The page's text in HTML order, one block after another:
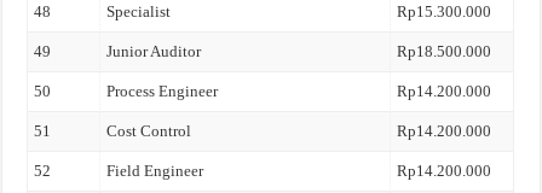
48 Specialist Rp15.300.000
49 Junior Auditor Rp18.500.000
50 Process Engineer Rp14.200.000
51 Cost Control Rp14.200.000
52 Field Engineer Rp14.200.000